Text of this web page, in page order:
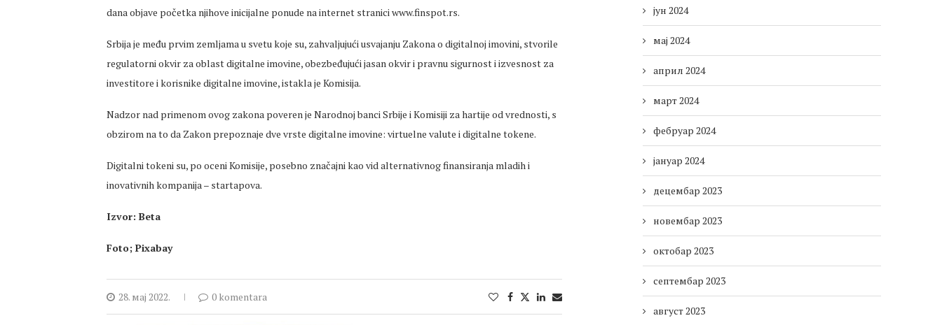
dana objave početka njihove inicijalne ponude na internet stranici www.finspot.rs.
Srbija je među prvim zemljama u svetu koje su, zahvaljujući usvajanju Zakona o digitalnoj imovini, stvorile
regulatorni okvir za oblast digitalne imovine, obezbeđujući jasan okvir i pravnu sigurnost i izvesnost za
investitore i korisnike digitalne imovine, istakla je Komisija.
Nadzor nad primenom ovog zakona poveren je Narodnoj banci Srbije i Кomisiji za hartije od vrednosti, s
obzirom na to da Zakon prepoznaje dve vrste digitalne imovine: virtuelne valute i digitalne tokene.
Digitalni tokeni su, po oceni Komisije, posebno značajni kao vid alternativnog finansiranja mladih i
inovativnih kompanija – startapova.
Izvor: Beta
Foto; Pixabay
28. мај 2022. 0 komentara
јун 2024
мај 2024
април 2024
март 2024
фебруар 2024
јануар 2024
децембар 2023
новембар 2023
октобар 2023
септембар 2023
август 2023